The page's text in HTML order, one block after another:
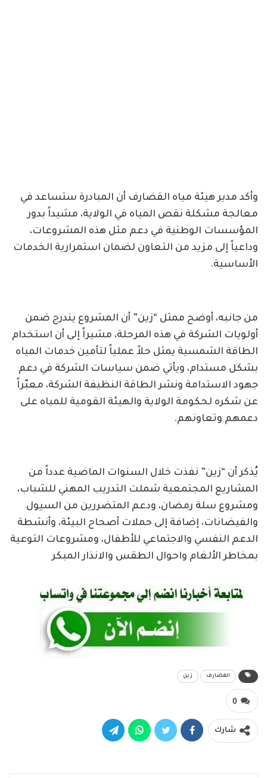
وأكد مدير هيئة مياه القضارف أن المبادرة ستساعد في
معالجة مشكلة نقص المياه في الولاية، مشيداً بدور
المؤسسات الوطنية في دعم مثل هذه المشروعات،
وداعياً إلى مزيد من التعاون لضمان استمرارية الخدمات
الأساسية.
من جانبه، أوضح ممثل “زين” أن المشروع يندرج ضمن
أولويات الشركة في هذه المرحلة، مشيراً إلى أن استخدام
الطاقة الشمسية يمثل حلاً عملياً لتأمين خدمات المياه
بشكل مستدام، ويأتي ضمن سياسات الشركة في دعم
جهود الاستدامة ونشر الطاقة النظيفة الشركة، معبّراً
عن شكره لحكومة الولاية والهيئة القومية للمياه على
دعمهم وتعاونهم.
يُذكر أن “زين” نفذت خلال السنوات الماضية عدداً من
المشاريع المجتمعية شملت التدريب المهني للشباب،
ومشروع سلة رمضان، ودعم المتضررين من السيول
والفيضانات، إضافة إلى حملات أصحاح البيئة، وأنشطة
الدعم النفسي والاجتماعي للأطفال، ومشروعات التوعية
بمخاطر الألغام واحوال الطقس والانذار المبكر
القضارف زين
0
شارك